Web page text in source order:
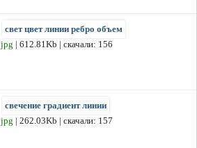
свет цвет линии ребро объем
jpg | 612.81Kb | скачали: 156
свечение градиент линии
jpg | 262.03Kb | скачали: 157